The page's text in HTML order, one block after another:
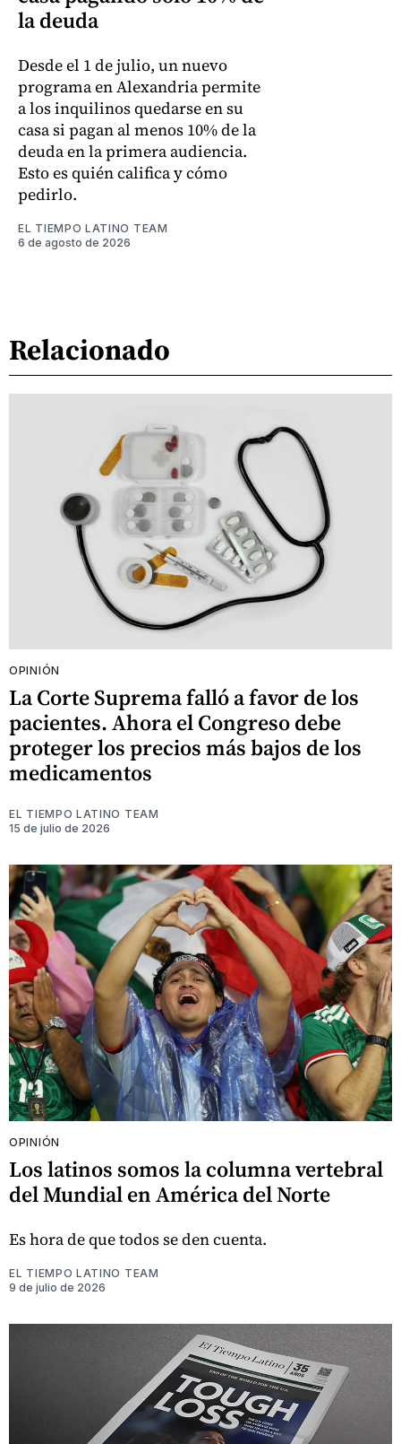
la deuda
Desde el 1 de julio, un nuevo
programa en Alexandria permite
a los inquilinos quedarse en su
casa si pagan al menos 10% de la
deuda en la primera audiencia.
Esto es quién califica y cómo
pedirlo.
EL TIEMPO LATINO TEAM
6 de agosto de 2026
Relacionado
OPINIÓN
La Corte Suprema falló a favor de los
pacientes. Ahora el Congreso debe
proteger los precios más bajos de los
medicamentos
EL TIEMPO LATINO TEAM
15 de julio de 2026
OPINIÓN
Los latinos somos la columna vertebral
del Mundial en América del Norte
Es hora de que todos se den cuenta.
EL TIEMPO LATINO TEAM
9 de julio de 2026